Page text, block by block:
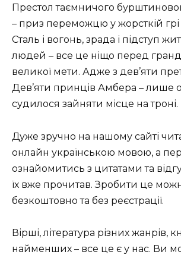
Престол таємничого
– приз переможцю у жорсткій грі
Сталь і вогонь, зрада і підступ
людей – все це ніщо перед
великої мети. Адже з дев’яти
Дев’яти принців Амбера – лише
судилося зайняти місце на троні.
Дуже зручно на нашому сайті
онлайн українською мовою, а
ознайомитись з цитатами та
їх вже прочитав. Зробити це
безкоштовно та без реєстрації.
Вірші, література різних жанрів,
найменших – все це є у нас. Ви